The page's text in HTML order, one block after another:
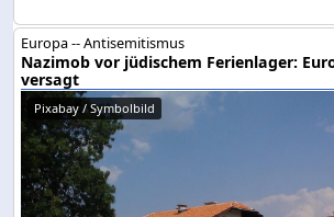
Europa -- Antisemitismus
Nazimob vor jüdischem Ferienlager:
versagt
Pixabay / Symbolbild